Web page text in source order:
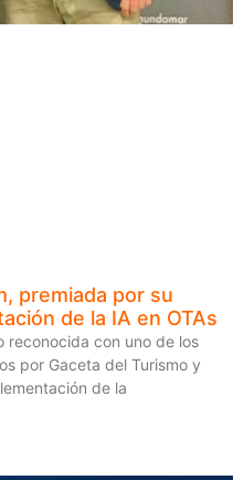
premiada por su
de la IA en OTAs
reconocida con uno de los
por Gaceta del Turismo y
de la